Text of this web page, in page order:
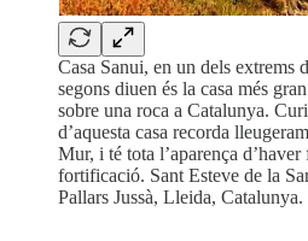
Casa Sanui, en un dels extrems
segons diuen és la casa més
sobre una roca a Catalunya.
d’aquesta casa recorda
Mur, i té tota l’aparença d’haver
fortificació. Sant Esteve de la
Pallars Jussà, Lleida, Catalunya.